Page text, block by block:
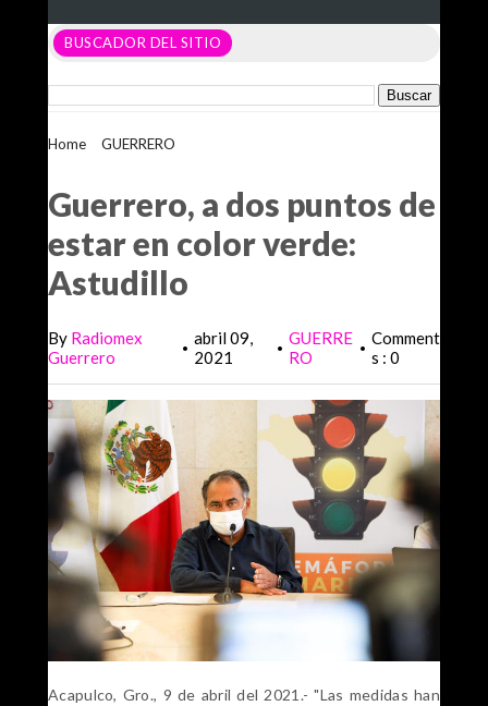
BUSCADOR DEL SITIO
Home GUERRERO
Guerrero, a dos puntos de
estar en color verde:
Astudillo
By Radiomex
Guerrero
• abril 09,
2021
• GUERRE
RO
• Comment
s : 0
Acapulco, Gro., 9 de abril del 2021.- "Las medidas han